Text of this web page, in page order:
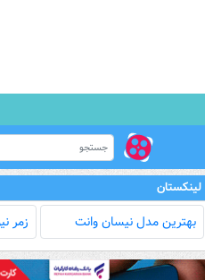
لینکستان
بهترین مدل‌ نیسان وانت زمر